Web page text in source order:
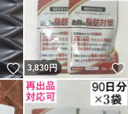
いいね！
3,830円